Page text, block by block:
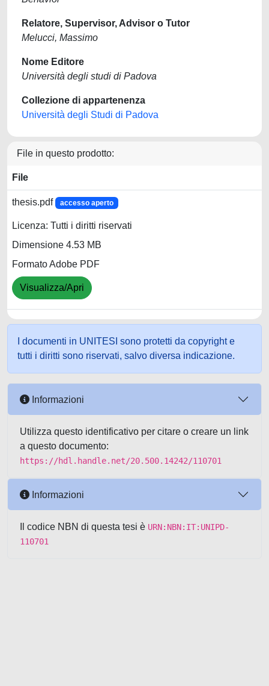
Relatore, Supervisor, Advisor o Tutor
Melucci, Massimo
Nome Editore
Università degli studi di Padova
Collezione di appartenenza
Università degli Studi di Padova
File in questo prodotto:
File
thesis.pdf accesso aperto
Licenza: Tutti i diritti riservati
Dimensione 4.53 MB
Formato Adobe PDF
Visualizza/Apri
I documenti in UNITESI sono protetti da copyright e
tutti i diritti sono riservati, salvo diversa indicazione.
Informazioni
Utilizza questo identificativo per citare o creare un link
a questo documento:
https://hdl.handle.net/20.500.14242/110701
Informazioni
Il codice NBN di questa tesi è URN:NBN:IT:UNIPD-
110701